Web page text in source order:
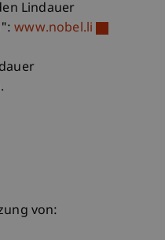
Lindauer
www.nobel.li
von: